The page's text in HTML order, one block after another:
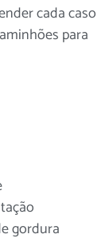
cada caso
para
gordura